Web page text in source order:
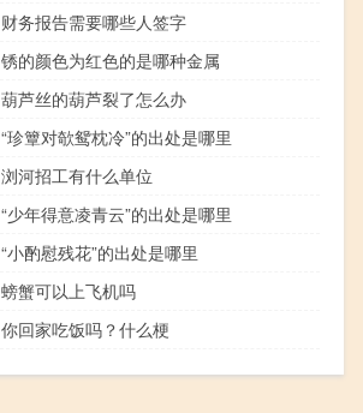
财务报告需要哪些人签字
锈的颜色为红色的是哪种金属
葫芦丝的葫芦裂了怎么办
“珍簟对欹鸳枕冷”的出处是哪里
浏河招工有什么单位
“少年得意凌青云”的出处是哪里
“小酌慰残花”的出处是哪里
螃蟹可以上飞机吗
你回家吃饭吗？什么梗